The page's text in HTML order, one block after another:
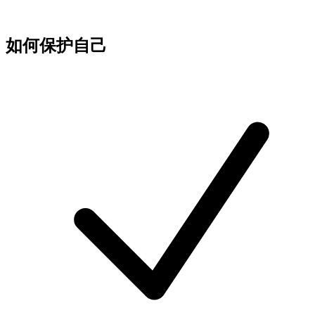
如何保护自己